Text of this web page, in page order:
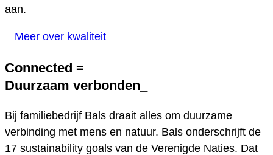
aan.
Meer over kwaliteit
Connected =
Duurzaam verbonden
Bij familiebedrijf Bals draait alles om duurzame
verbinding met mens en natuur. Bals onderschrijft de
17 sustainability goals van de Verenigde Naties. Dat